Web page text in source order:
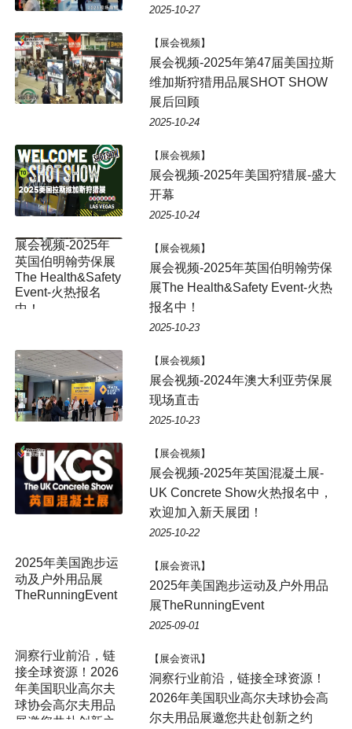
2025-10-27
【展会视频】
展会视频-2025年第47届美国拉斯
维加斯狩猎用品展SHOT SHOW
展后回顾
2025-10-24
【展会视频】
展会视频-2025年美国狩猎展-盛大
开幕
2025-10-24
【展会视频】
展会视频-2025年英国伯明翰劳保
展The Health&Safety Event-火热
报名中！
2025-10-23
【展会视频】
展会视频-2024年澳大利亚劳保展
现场直击
2025-10-23
【展会视频】
展会视频-2025年英国混凝土展-
UK Concrete Show火热报名中，
欢迎加入新天展团！
2025-10-22
【展会资讯】
2025年美国跑步运动及户外用品
展TheRunningEvent
2025-09-01
洞察行业前沿，链
接全球资源！2026
年美国职业高尔夫
球协会高尔夫用品
展邀您共赴创新之
【展会资讯】
洞察行业前沿，链接全球资源！
2026年美国职业高尔夫球协会高
尔夫用品展邀您共赴创新之约